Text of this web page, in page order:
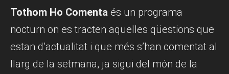
Tothom Ho Comenta és un programa
nocturn on es tracten aquelles qüestions que
estan d’actualitat i que més s’han comentat al
llarg de la setmana, ja sigui del món de la